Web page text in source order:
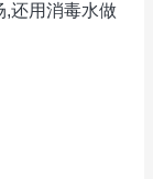
用消毒水做